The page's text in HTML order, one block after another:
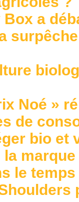
Box a
Noé »
de
bio et
la
le temps